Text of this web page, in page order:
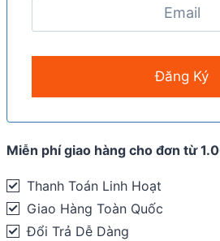
Miễn phí giao hàng cho đơn từ
Thanh Toán Linh Hoạt
Giao Hàng Toàn Quốc
Đổi Trả Dễ Dàng